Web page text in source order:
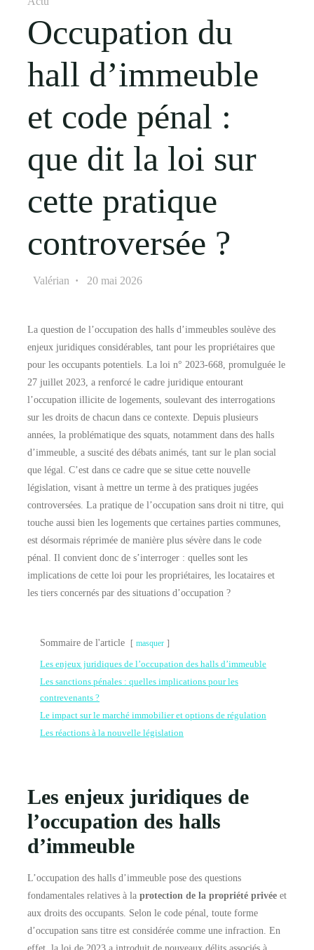
Occupation du
hall d’immeuble
et code pénal :
que dit la loi sur
cette pratique
controversée ?
Valérian 20 mai 2026
La question de l’occupation des halls d’immeubles soulève des
enjeux juridiques considérables, tant pour les propriétaires que
pour les occupants potentiels. La loi n° 2023-668, promulguée le
27 juillet 2023, a renforcé le cadre juridique entourant
l’occupation illicite de logements, soulevant des interrogations
sur les droits de chacun dans ce contexte. Depuis plusieurs
années, la problématique des squats, notamment dans des halls
d’immeuble, a suscité des débats animés, tant sur le plan social
que légal. C’est dans ce cadre que se situe cette nouvelle
législation, visant à mettre un terme à des pratiques jugées
controversées. La pratique de l’occupation sans droit ni titre, qui
touche aussi bien les logements que certaines parties communes,
est désormais réprimée de manière plus sévère dans le code
pénal. Il convient donc de s’interroger : quelles sont les
implications de cette loi pour les propriétaires, les locataires et
les tiers concernés par des situations d’occupation ?
Sommaire de l'article masquer
Les enjeux juridiques de l’occupation des halls d’immeuble
Les sanctions pénales : quelles implications pour les
contrevenants ?
Le impact sur le marché immobilier et options de régulation
Les réactions à la nouvelle législation
Les enjeux juridiques de
l’occupation des halls
d’immeuble
L’occupation des halls d’immeuble pose des questions
fondamentales relatives à la protection de la propriété privéeet
aux droits des occupants. Selon le code pénal, toute forme
d’occupation sans titre est considérée comme une infraction. En